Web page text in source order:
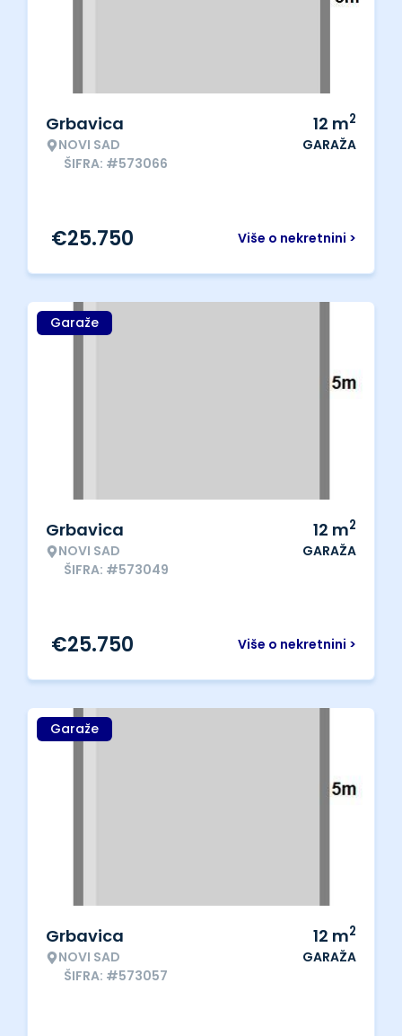
Grbavica
NOVI SAD
ŠIFRA: #573066
12 m2
GARAŽA
Više o nekretnini >
€25.750
Garaže
Grbavica
NOVI SAD
ŠIFRA: #573049
12 m2
GARAŽA
Više o nekretnini >
€25.750
Garaže
Grbavica
NOVI SAD
ŠIFRA: #573057
12 m2
GARAŽA